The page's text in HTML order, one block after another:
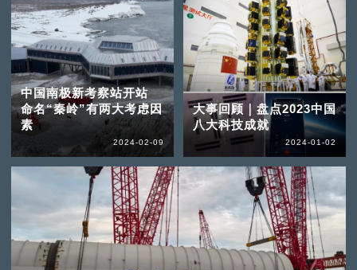
中国南极新考察站开站
命名“秦岭”有两大考虑因
素
2024-02-09
大事回顾｜盘点2023中国
八大科技成就
2024-01-02